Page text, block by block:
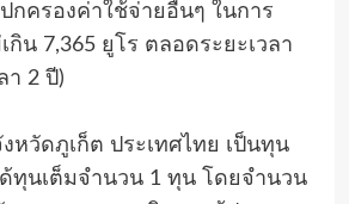
กครองค่าใช้จ่ายอื่นๆ ในการ
กิน 7,365 ยูโร ตลอดระยะเวลา
า 2 ปี)
งหวัดภูเก็ต ประเทศไทย เป็นทุน
ทุนเต็มจำนวน 1 ทุน โดยจำนวน